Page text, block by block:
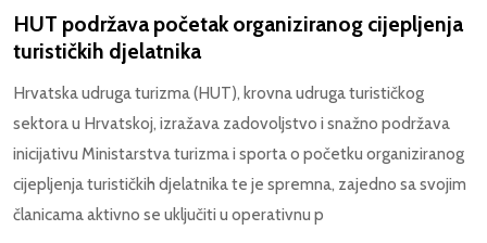
HUT podržava početak organiziranog cijepljenja
turističkih djelatnika
Hrvatska udruga turizma (HUT), krovna udruga turističkog
sektora u Hrvatskoj, izražava zadovoljstvo i snažno podržava
inicijativu Ministarstva turizma i sporta o početku organiziranog
cijepljenja turističkih djelatnika te je spremna, zajedno sa svojim
članicama aktivno se uključiti u operativnu p